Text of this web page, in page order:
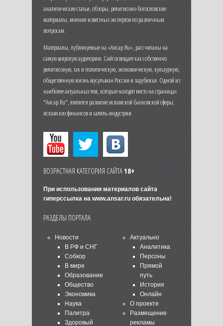
аналитические статьи, обзоры, религиозно-богословские
материалы, мнения известных экспертов по различным
вопросам.
Материалы, публикуемые на «Ансар.Ru», рассчитаны на
самую широкую аудиторию. Сайт освещает как собственно
религиозную, так и политическую, экономическую, культурную,
общественную жизнь мусульман России и зарубежья. Одной из
наиболее актуальных тем, которые находят место на страницах
"Ансар.Ru", является развитие исламской банковской сферы,
исламских финансов и халяль-индустрии.
ВОЗРАСТНАЯ КАТЕГОРИЯ САЙТА18+
При использовании материалов сайта
гиперссылка на www.ansar.ruобязательна!
РАЗДЕЛЫ ПОРТАЛА
Новости
В РФ и СНГ
Собкор
В мире
Образование
Общество
Экономика
Наука
Палитра
Здоровый
Актуально
Аналитика
Персоны
Прямой
путь
История
Онлайн
О проекте
Размещение
рекламы